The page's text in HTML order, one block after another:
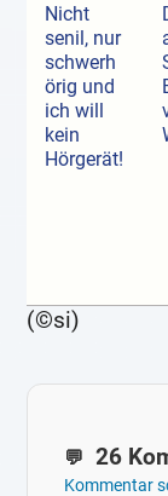
Nicht
senil, nur
schwerh
örig und
ich will
kein
Hörgerät!
(©si)
26
Kommentar